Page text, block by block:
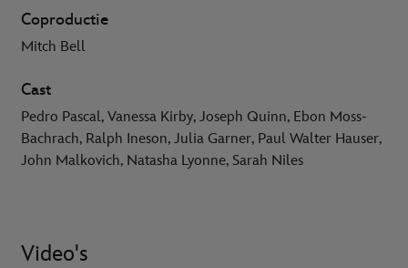
Coproductie
Mitch Bell
Cast
Pedro Pascal, Vanessa Kirby, Joseph Quinn, Ebon Moss-
Bachrach, Ralph Ineson, Julia Garner, Paul Walter Hauser,
John Malkovich, Natasha Lyonne, Sarah Niles
Video's